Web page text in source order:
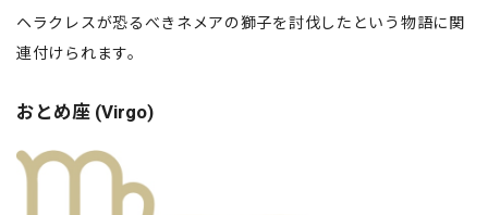
ヘラクレスが恐るべきネメアの獅子を討伐したという物語に関
連付けられます。
おとめ座 (Virgo)